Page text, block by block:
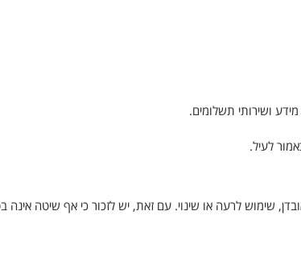
ושירותי תשלומים.
לעיל.
שימוש לרעה או שינוי. עם זאת, יש לזכור כי אף שיטה אינה